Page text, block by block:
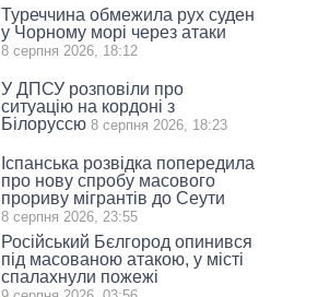
Туреччина обмежила рух суден
у Чорному морі через атаки
8 серпня 2026, 18:12
У ДПСУ розповіли про
ситуацію на кордоні з
Білоруссю 8 серпня 2026, 18:23
Іспанська розвідка попередила
про нову спробу масового
прориву мігрантів до Сеути
8 серпня 2026, 23:55
Російський Бєлгород опинився
під масованою атакою, у місті
спалахнули пожежі